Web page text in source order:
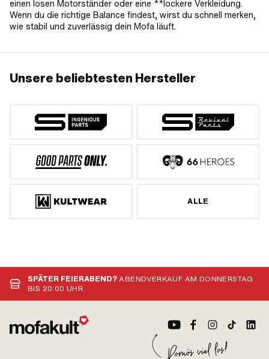
einen losen Motorständer oder eine **lockere Verkleidung.
Wenn du die richtige Balance findest, wirst du schnell merken,
wie stabil und zuverlässig dein Mofa läuft.
Unsere beliebtesten Hersteller
ALLE
SPÄTER FEIERABEND?ABENDVERKAUF AM DONNERSTAG
BIS 20:00 UHR